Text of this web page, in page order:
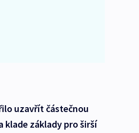
uzavřít částečnou
klade základy pro širší